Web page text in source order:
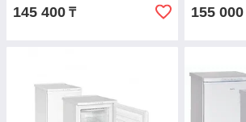
145 400 ₸ 155 000